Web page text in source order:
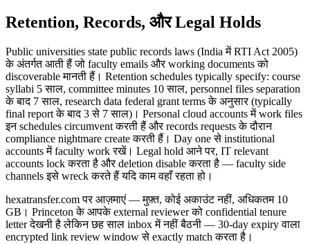
Retention, Records, और Legal Holds
Public universities state public records laws (India में RTI Act 2005)
के अंतर्गत आती हैं जो faculty emails और working documents को
discoverable मानती हैं। Retention schedules typically specify: course
syllabi 5 साल, committee minutes 10 साल, personnel files separation
के बाद 7 साल, research data federal grant terms के अनुसार (typically
final report के बाद 3 से 7 साल)। Personal cloud accounts में work files
इन schedules circumvent करती हैं और records requests के दौरान
compliance nightmare create करती हैं। Day one से institutional
accounts में faculty work रखें। Legal hold आने पर, IT relevant
accounts lock करता है और deletion disable करता है — faculty side
channels इसे wreck करते हैं यदि काम वहाँ रहता हो।
hexatransfer.com पर आज़माएं — मुफ़्त, कोई अकाउंट नहीं, अधिकतम 10
GB। Princeton के आपके external reviewer को confidential tenure
letter देखनी है लेकिन छह साल inbox में नहीं बैठनी — 30-day expiry वाला
encrypted link review window से exactly match करता है।